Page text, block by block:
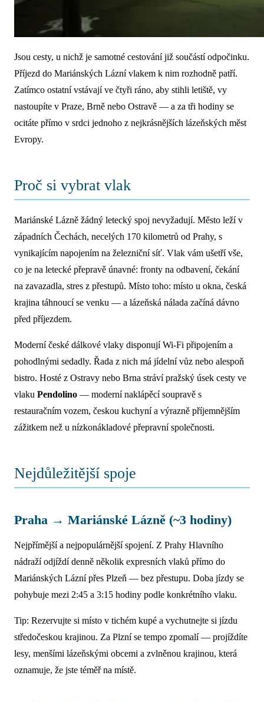
Jsou cesty, u nichž je samotné cestování již součástí odpočinku.
Příjezd do Mariánských Lázní vlakem k nim rozhodně patří.
Zatímco ostatní vstávají ve čtyři ráno, aby stihli letiště, vy
nastoupíte v Praze, Brně nebo Ostravě — a za tři hodiny se
ocitáte přímo v srdci jednoho z nejkrásnějších lázeňských měst
Evropy.
Proč si vybrat vlak
Mariánské Lázně žádný letecký spoj nevyžadují. Město leží v
západních Čechách, necelých 170 kilometrů od Prahy, s
vynikajícím napojením na železniční síť. Vlak vám ušetří vše,
co je na letecké přepravě únavné: fronty na odbavení, čekání
na zavazadla, stres z přestupů. Místo toho: místo u okna, česká
krajina táhnoucí se venku — a lázeňská nálada začíná dávno
před příjezdem.
Moderní české dálkové vlaky disponují Wi-Fi připojením a
pohodlnými sedadly. Řada z nich má jídelní vůz nebo alespoň
bistro. Hosté z Ostravy nebo Brna stráví pražský úsek cesty ve
vlaku Pendolino — moderní naklápěcí soupravě s
restauračním vozem, českou kuchyní a výrazně příjemnějším
zážitkem než u nízkonákladové přepravní společnosti.
Nejdůležitější spoje
Praha → Mariánské Lázně (~3 hodiny)
Nejpřímější a nejpopulárnější spojení. Z Prahy Hlavního
nádraží odjíždí denně několik expresních vlaků přímo do
Mariánských Lázní přes Plzeň — bez přestupu. Doba jízdy se
pohybuje mezi 2:45 a 3:15 hodiny podle konkrétního vlaku.
Tip: Rezervujte si místo v tichém kupé a vychutnejte si jízdu
středočeskou krajinou. Za Plzní se tempo zpomalí — projíždíte
lesy, menšími lázeňskými obcemi a zvlněnou krajinou, která
oznamuje, že jste téměř na místě.